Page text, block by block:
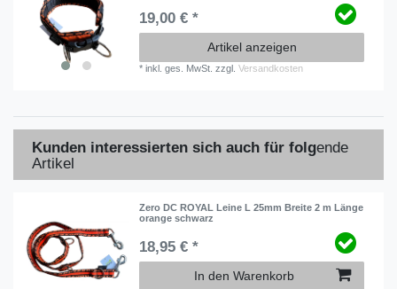
19,00 € *
Artikel anzeigen
*inkl. ges. MwSt. zzgl.Versandkosten
Kunden interessierten sich auch für folgende
Artikel
Zero DC ROYAL Leine L 25mm Breite 2 m Länge
orange schwarz
18,95 € *
In den Warenkorb